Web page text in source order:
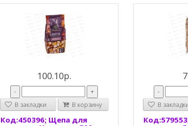
100.10р.
-
+
В закладки
В корзину
Код:450396; Щепа для
-
В